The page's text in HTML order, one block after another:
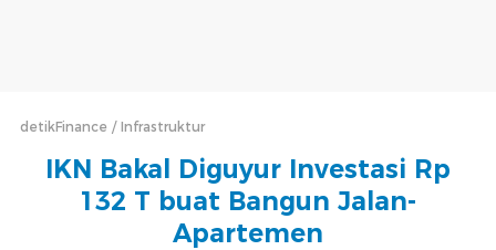
detikFinance Infrastruktur
IKN Bakal Diguyur Investasi Rp
132 T buat Bangun Jalan-
Apartemen